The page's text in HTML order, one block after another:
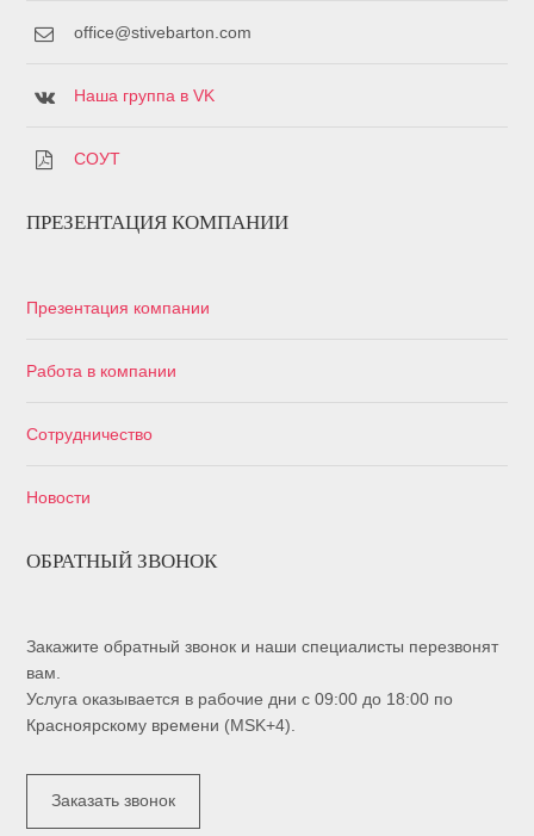
office@stivebarton.com
Наша группа в VK
СОУТ
ПРЕЗЕНТАЦИЯ КОМПАНИИ
Презентация компании
Работа в компании
Сотрудничество
Новости
ОБРАТНЫЙ ЗВОНОК
Закажите обратный звонок и наши специалисты перезвонят
вам.
Услуга оказывается в рабочие дни с 09:00 до 18:00 по
Красноярскому времени (MSK+4).
Заказать звонок